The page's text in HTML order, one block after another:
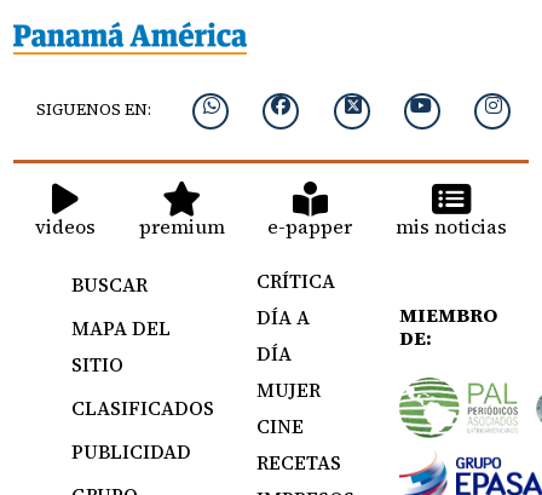
SIGUENOS EN:
videos premium e-papper mis noticias
BUSCAR
MAPA DEL
SITIO
CLASIFICADOS
PUBLICIDAD
CRÍTICA
DÍA A
DÍA
MUJER
CINE
RECETAS
MIEMBRO
DE: